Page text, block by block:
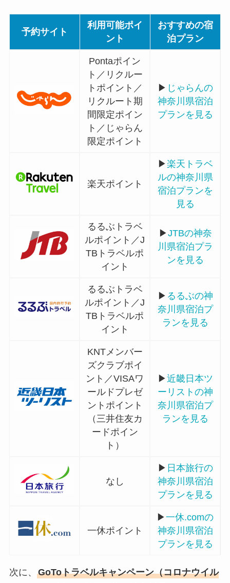
予約サイト
利用可能ポイ
ント
おすすめの宿
泊プラン
Pontaポイン
ト／リクルー
トポイント／
リクルート期
間限定ポイン
ト／じゃらん
限定ポイント
▶ じゃらんの
神奈川県宿泊
プランを見る
楽天ポイント
▶楽天トラベ
ルの神奈川県
宿泊プランを
見る
るるぶトラベ
ルポイント／J
TBトラベルポ
イント
▶JTBの神奈
川県宿泊プラ
ンを見る
るるぶトラベ
ルポイント／J
TBトラベルポ
イント
▶ るるぶの神
奈川県宿泊プ
ランを見る
KNTメンバー
ズクラブポイ
ント／VISAワ
ールドプレゼ
ントポイント
（三井住友カ
ードポイン
ト）
▶近畿日本ツ
ーリストの神
奈川県宿泊プ
ランを見る
なし
▶ 日本旅行の
神奈川県宿泊
プランを見る
一休ポイント
▶一休.comの
神奈川県宿泊
プランを見る
次に、 GoToトラベルキャンペーン（コロナウイル